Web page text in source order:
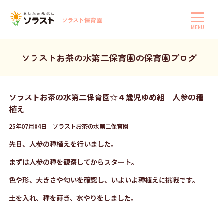
MENU
ソラストお茶の水第二保育園の保育園ブログ
ソラストお茶の水第二保育園☆４歳児ゆめ組 人参の種
植え
25年07月04日 ソラストお茶の水第二保育園
先日、人参の種植えを行いました。
まずは人参の種を観察してからスタート。
色や形、大きさや匂いを確認し、いよいよ種植えに挑戦です。
土を入れ、種を蒔き、水やりをしました。